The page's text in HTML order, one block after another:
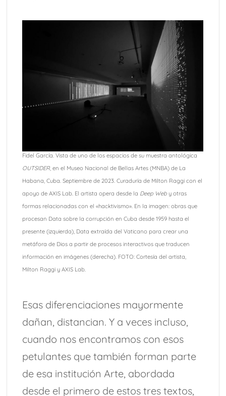
Fidel García. Vista de uno de los espacios de su muestra antológica
OUTSIDER, en el Museo Nacional de Bellas Artes (MNBA) de La
Habana, Cuba. Septiembre de 2023. Curaduría de Milton Raggi con el
apoyo de AXIS Lab. El artista opera desde la Deep Web y otras
formas relacionadas con el «hacktivismo». En la imagen: obras que
procesan Data sobre la corrupción en Cuba desde 1959 hasta el
presente (izquierda), Data extraída del Vaticano para crear una
metáfora de Dios a partir de procesos interactivos que traducen
información en imágenes (derecha). FOTO: Cortesía del artista,
Milton Raggi y AXIS Lab.
Esas diferenciaciones mayormente
dañan, distancian. Y a veces incluso,
cuando nos encontramos con esos
petulantes que también forman parte
de esa institución Arte, abordada
desde el primero de estos tres textos,